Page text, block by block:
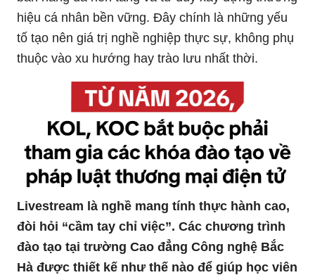
hiệu cá nhân bền vững. Đây chính là những yếu
tố tạo nên giá trị nghề nghiệp thực sự, không phụ
thuộc vào xu hướng hay trào lưu nhất thời.
Livestream là nghề mang tính thực hành cao,
đòi hỏi “cầm tay chỉ việc”. Các chương trình
đào tạo tại trường Cao đẳng Công nghệ Bắc
Hà được thiết kế như thế nào để giúp học viên